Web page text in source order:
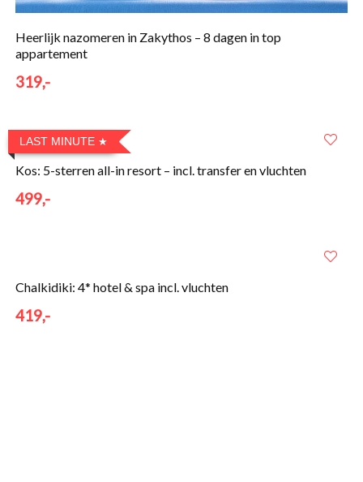
Heerlijk nazomeren in Zakythos – 8 dagen in top
appartement
319,-
LAST MINUTE
Kos: 5-sterren all-in resort – incl. transfer en vluchten
499,-
Chalkidiki: 4* hotel & spa incl. vluchten
419,-